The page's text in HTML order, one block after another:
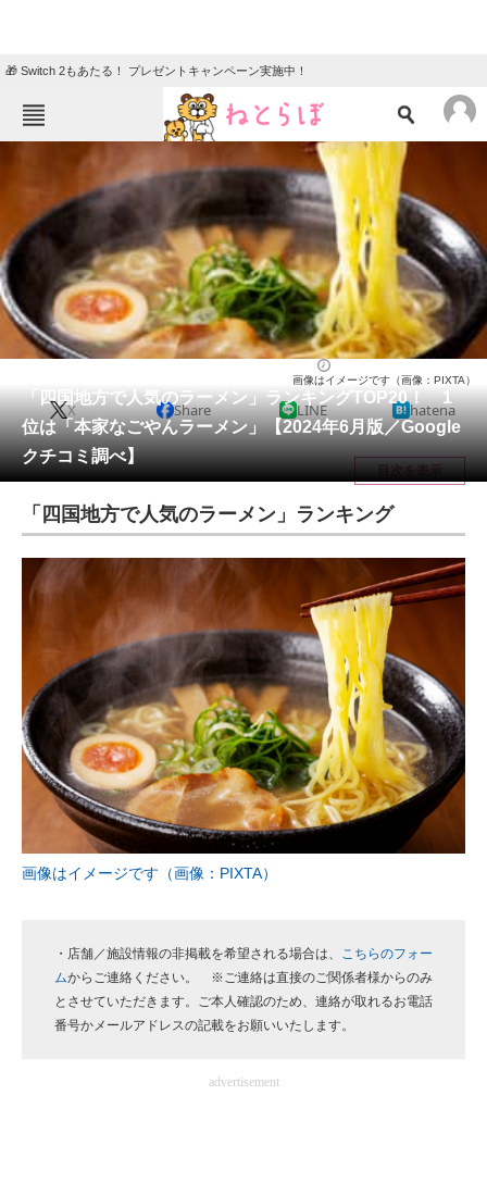
🎁 Switch 2もあたる！ プレゼントキャンペーン実施中！
ねとらぼメニュー
ニュース
エンタメ クイズ
地域
住まい 教育・育児
動物 リサーチ
会員記事
メディア
注目記事を集めた総合ページ
ITの今と未来を見通す
スマホと通信の最新トレンド
進化するPCとデバイスの未来
好きが集まる 比べて選べる
ビジネスと働き方のヒント
AI活用のいまが分かる
企業ITのトレンドを詳説
ITエンジニア向け専門サイト
企業向けIT製品の総合サイト
「四国地方で人気のラーメン」ランキングTOP20！ 1
位は「本家なごやんラーメン」【2024年6月版／Google
クチコミ調べ】
画像はイメージです（画像：PIXTA）
X Share LINE hatena
目次を表示
「四国地方で人気のラーメン」ランキング
画像はイメージです（画像：PIXTA）
・店舗／施設情報の非掲載を希望される場合は、 こちらのフォー
ムからご連絡ください。 ※ご連絡は直接のご関係者様からのみ
とさせていただきます。ご本人確認のため、連絡が取れるお電話
番号かメールアドレスの記載をお願いいたします。
advertisement